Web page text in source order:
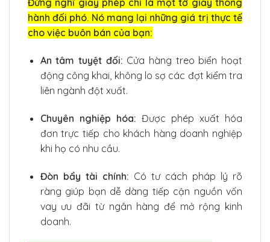
Đừng nghĩ giấy phép chỉ là một tờ giấy thông
hành đối phó. Nó mang lại những giá trị thực tế
cho việc buôn bán của bạn:
An tâm tuyệt đối: Cửa hàng treo biển hoạt
động công khai, không lo sợ các đợt kiểm tra
liên ngành đột xuất.
Chuyên nghiệp hóa: Được phép xuất hóa
đơn trực tiếp cho khách hàng doanh nghiệp
khi họ có nhu cầu.
Đòn bẩy tài chính: Có tư cách pháp lý rõ
ràng giúp bạn dễ dàng tiếp cận nguồn vốn
vay ưu đãi từ ngân hàng để mở rộng kinh
doanh.